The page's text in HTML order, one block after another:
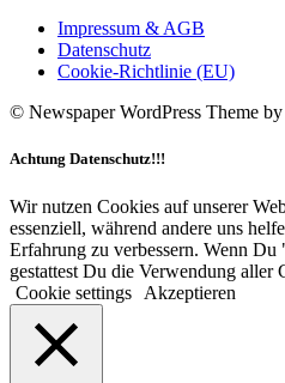
Impressum & AGB
Datenschutz
Cookie-Richtlinie (EU)
© Newspaper WordPress Theme
Achtung Datenschutz!!!
Wir nutzen Cookies auf unserer
essenziell, während andere uns
Erfahrung zu verbessern. Wenn
gestattest Du die Verwendung aller
Cookie settings
Akzeptieren